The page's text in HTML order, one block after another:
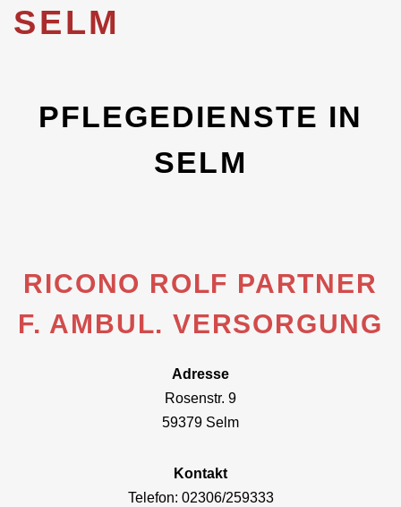
SELM
PFLEGEDIENSTE IN
SELM
RICONO ROLF PARTNER
F. AMBUL. VERSORGUNG
Adresse
Rosenstr. 9
59379 Selm
Kontakt
Telefon: 02306/259333